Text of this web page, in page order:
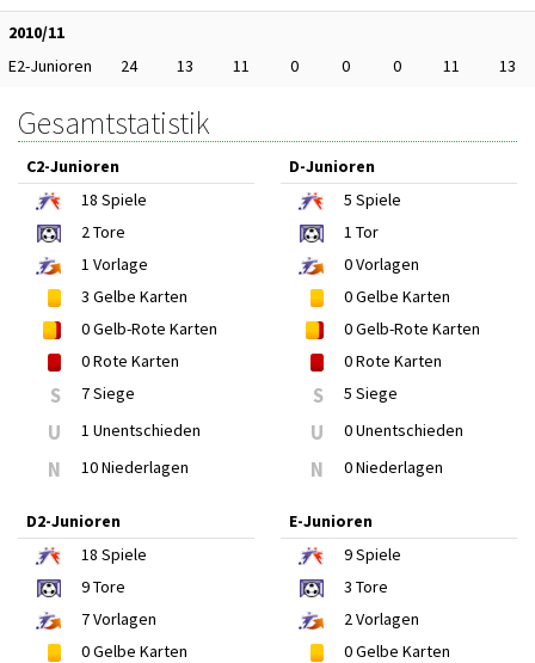
2010/11
E2-Junioren
24 13 11 0 0 0 11 13
Gesamtstatistik
C2-Junioren
18 Spiele
2Tore
1 Vorlage
3 Gelbe Karten
0Gelb-Rote Karten
0Rote Karten
S 7 Siege
U 1 Unentschieden
N 10 Niederlagen
D-Junioren
5 Spiele
1 Tor
0Vorlagen
0Gelbe Karten
0Gelb-Rote Karten
0Rote Karten
S 5 Siege
U 0 Unentschieden
N 0 Niederlagen
D2-Junioren
18 Spiele
9Tore
7Vorlagen
0Gelbe Karten
E-Junioren
9Spiele
3 Tore
2Vorlagen
0Gelbe Karten